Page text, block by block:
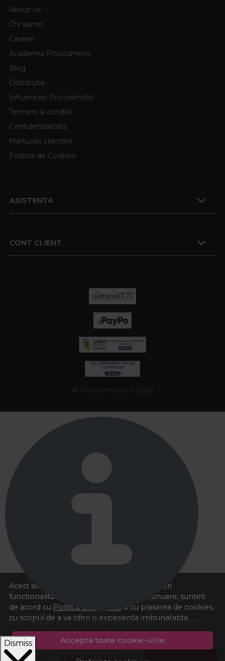
2.081,45LEI / buc
Acest site foloseste cookies pentru a va oferi
functionalitatea dorita. Navigand in continuare, sunteti
de acord cu Politica de cookies si cu plasarea de cookies,
cu scopul de a va oferi o experienta imbunatatita.
Accepta toate cookie-urile
About us
Chi siamo
Cariere
Academia Procosmetic
Blog
Distributie
Influenceri Procosmetic
Termeni si conditii
Confidentialitate
Marturiile clientilor
Politica de Cookies
ASISTENTA
CONT CLIENT
© Procosmetic.ro 2026
There was an error initializing the chat component
Dismiss